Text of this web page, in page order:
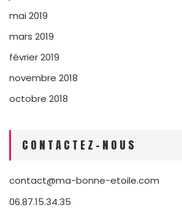
mai 2019
mars 2019
février 2019
novembre 2018
octobre 2018
CONTACTEZ-NOUS
contact@ma-bonne-etoile.com
06.87.15.34.35